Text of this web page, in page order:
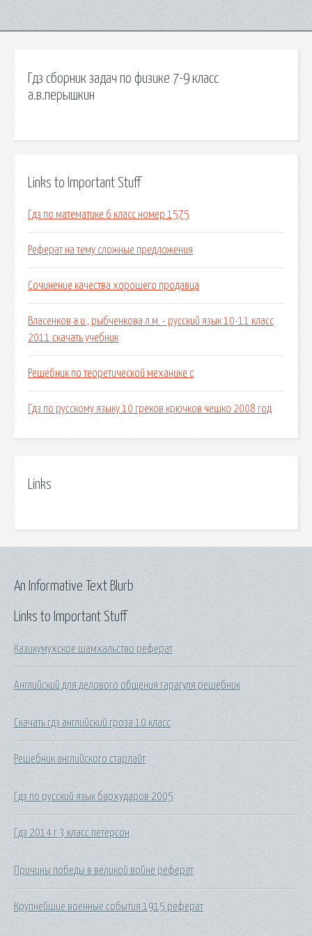
Гдз сборник задач по физике 7-9 класс
а.в.перышкин
Links to Important Stuff
Гдз по математике 6 класс номер 1575
Реферат на тему сложные предложения
Сочинение качества хорошего продавца
Власенков а.и., рыбченкова л.м. - русский язык 10-11 класс
2011 скачать учебник
Решебник по теоретической механике c
Гдз по русскому языку 10 греков крючков чешко 2008 год
Links
Links to Important Stuff
Казикумухское шамхальство реферат
Английский для делового общения гарагуля решебник
Скачать гдз английский гроза 10 класс
Решебник английского старлайт
Гдз по русский язык бархударов 2005
Гдз 2014 г 3 класс петерсон
Причины победы в великой войне реферат
Крупнейшие военные события 1915 реферат
An Informative Text Blurb